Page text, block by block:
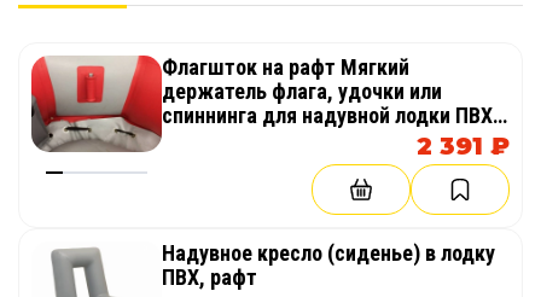
Флагшток на рафт Мягкий
держатель флага, удочки или
спиннинга для надувной лодки ПВХ,
2 391 ₽
Надувное кресло (сиденье) в лодку
ПВХ, рафт